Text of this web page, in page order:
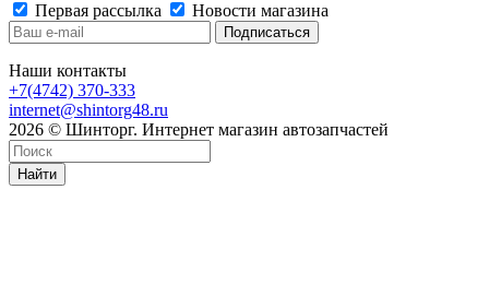
Первая рассылка
Новости магазина
Наши контакты
+7(4742) 370-333
internet@shintorg48.ru
2026 © Шинторг. Интернет магазин автозапчастей
Найти